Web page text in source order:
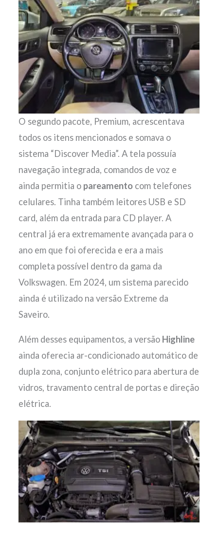
O segundo pacote, Premium, acrescentava
todos os itens mencionados e somava o
sistema “Discover Media”. A tela possuía
navegação integrada, comandos de voz e
ainda permitia o pareamento com telefones
celulares. Tinha também leitores USB e SD
card, além da entrada para CD player. A
central já era extremamente avançada para o
ano em que foi oferecida e era a mais
completa possível dentro da gama da
Volkswagen. Em 2024, um sistema parecido
ainda é utilizado na versão Extreme da
Saveiro.
Além desses equipamentos, a versão Highline
ainda oferecia ar-condicionado automático de
dupla zona, conjunto elétrico para abertura de
vidros, travamento central de portas e direção
elétrica.